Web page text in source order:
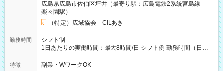
広島県広島市佐伯区坪井（最寄り駅：広島電鉄2系統宮島線
楽々園駅）
（特定）広域協会 CILあき
勤務時間
シフト制
1日あたりの実働時間：最大8時間/日 シフト例 勤務時間（日
勤）・8時～18時 （実働時間8時間 待機休憩2時間）（日勤1回
あたりの給与 2万円）
特徴 副業・WワークOK